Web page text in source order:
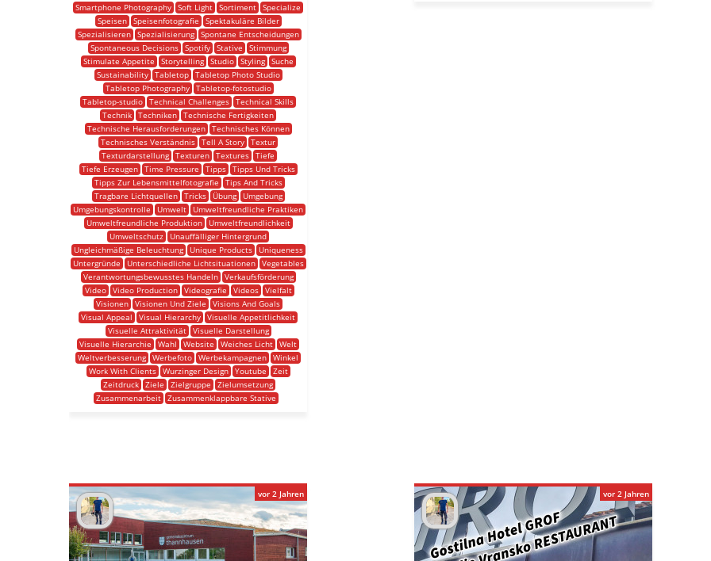
Smartphone Photography Soft Light Sortiment Specialize
Speisen
Speisenfotografie
Spektakuläre Bilder
Spezialisieren
Spezialisierung
Spontane Entscheidungen
Spontaneous Decisions
Spotify Stative
Stimmung
Stimulate Appetite
Storytelling Studio Styling
Suche
Sustainability
Tabletop
Tabletop Photo Studio
Tabletop Photography
Tabletop-fotostudio
Tabletop-studio Technical Challenges Technical Skills
Technik Techniken Technische Fertigkeiten
Technische Herausforderungen
Technisches Können
Technisches Verständnis Tell A Story Textur
Texturdarstellung Texturen Textures Tiefe
Tiefe Erzeugen
Time Pressure Tipps
Tipps Und Tricks
Tipps Zur Lebensmittelfotografie
Tips And Tricks
Tragbare Lichtquellen
Tricks Übung
Umgebung
Umgebungskontrolle
Umwelt
Umweltfreundliche Praktiken
Umweltfreundliche Produktion
Umweltfreundlichkeit
Umweltschutz
Unauffälliger Hintergrund
Ungleichmäßige Beleuchtung
Unique Products
Uniqueness
Untergründe
Unterschiedliche Lichtsituationen
Vegetables
Verantwortungsbewusstes Handeln
Verkaufsförderung
Video
Video Production Videografie Videos
Vielfalt
Visionen Visionen Und Ziele
Visions And Goals
Visual Appeal
Visual Hierarchy Visuelle Appetitlichkeit
Visuelle Attraktivität
Visuelle Darstellung
Visuelle Hierarchie
Wahl Website Weiches Licht Welt
Weltverbesserung Werbefoto Werbekampagnen Winkel
Work With Clients
Wurzinger Design Youtube
Zeit
Zeitdruck Ziele Zielgruppe
Zielumsetzung
Zusammenarbeit Zusammenklappbare Stative
vor 2 Jahren vor 2 Jahren